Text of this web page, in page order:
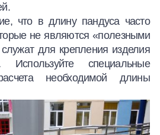
что в длину пандуса часто
не являются «полезными
для крепления изделия
Используйте специальные
необходимой длины